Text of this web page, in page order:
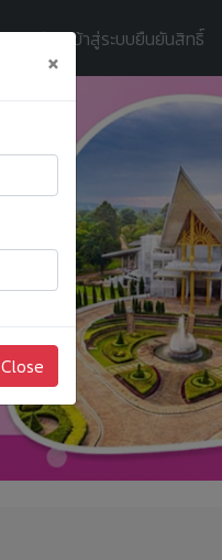
ผู้สมัครเข้าสู่ระบบยืนยันสิทธิ์
×
Close